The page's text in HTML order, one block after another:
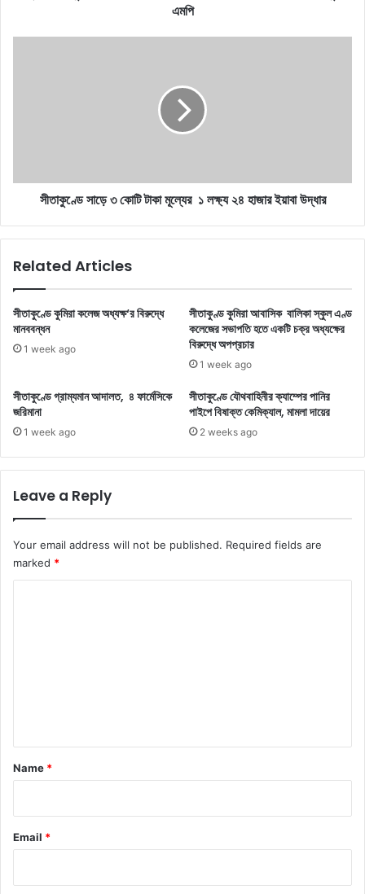
এমপি
২৪
সীতাকুণ্ডে সাড়ে ৩ কোটি টাকা মূল্যের ১ লক্ষ্য ২৪ হাজার ইয়াবা উদ্ধার
Related Articles
সীতাকুণ্ডে কুমিরা কলেজ অধ্যক্ষ‘র বিরুদ্ধে
মানববন্ধন
1 week ago
সীতাকুণ্ড কুমিরা আবাসিক বালিকা স্কুল এণ্ড
কলেজের সভাপতি হতে একটি চক্র অধ্যক্ষের
বিরুদ্ধে অপপ্রচার
1 week ago
সীতাকুণ্ডে গ্রাম্যমান আদালত, ৪ ফার্মেসিকে
জরিমানা
1 week ago
সীতাকুণ্ডে যৌথবাহিনীর ক্যাম্পের পানির
পাইপে বিষাক্ত কেমিক্যাল, মামলা দায়ের
2 weeks ago
Leave a Reply
Your email address will not be published. Required fields are
marked *
*
Name *
Email *